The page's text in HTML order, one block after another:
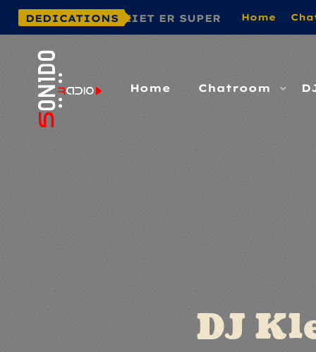
DEDICATIONS
WEBSITE ZIET ER SUPER GOED UIT! GA ZO
Home
Home Chatroom
DJ